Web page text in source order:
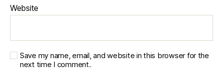
Website
Save my name, email, and website in this browser for the
next time I comment.